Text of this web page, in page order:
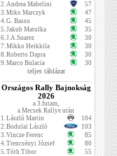
2.Andrea Mabelini
57
3.Miko Marczyk
47
4.G. Basso
45
5.Jakub Matulka
35
6.J.A.Suarez
30
7.Mikko Heikkila
30
8.Roberto Dapra
30
9.Marco Bulacia 30
teljes táblázat
Országos Rally Bajnokság
2026
a 3.futam,
a Mecsek Rallye után
1.László Martin
104
2.Bodolai László
103
3.Vincze Ferenc
85
4.Trencsényi József
80
5.Tóth Tibor
55